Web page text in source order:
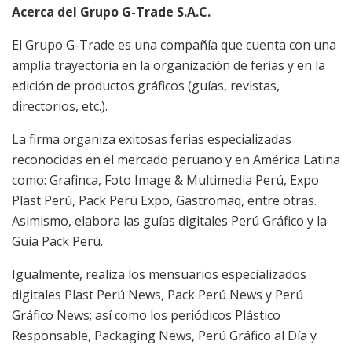
Acerca del Grupo G-Trade S.A.C.
El Grupo G-Trade es una compañía que cuenta con una
amplia trayectoria en la organización de ferias y en la
edición de productos gráficos (guías, revistas,
directorios, etc.).
La firma organiza exitosas ferias especializadas
reconocidas en el mercado peruano y en América Latina
como: Grafinca, Foto Image & Multimedia Perú, Expo
Plast Perú, Pack Perú Expo, Gastromaq, entre otras.
Asimismo, elabora las guías digitales Perú Gráfico y la
Guía Pack Perú.
Igualmente, realiza los mensuarios especializados
digitales Plast Perú News, Pack Perú News y Perú
Gráfico News; así como los periódicos Plástico
Responsable, Packaging News, Perú Gráfico al Día y